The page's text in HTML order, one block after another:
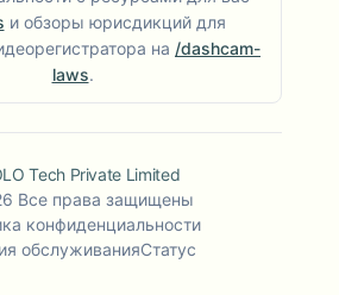
и обзоры юрисдикций для
на /dashcam-
laws.
Tech Private Limited
Все права защищены
конфиденциальности
обслуживанияСтатус